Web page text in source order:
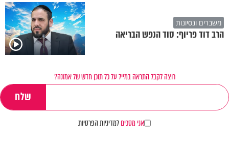
משברים ונסיונות
הרב דוד פריוף: סוד הנפש הבריאה
רוצה לקבל התראה במייל על כל תוכן חדש של אמונה?
אני מסכיםלמדיניות הפרטיות